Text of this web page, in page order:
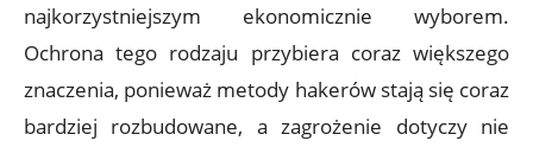
najkorzystniejszym ekonomicznie wyborem.
Ochrona tego rodzaju przybiera coraz większego
znaczenia, ponieważ metody hakerów stają się coraz
bardziej rozbudowane, a zagrożenie dotyczy nie